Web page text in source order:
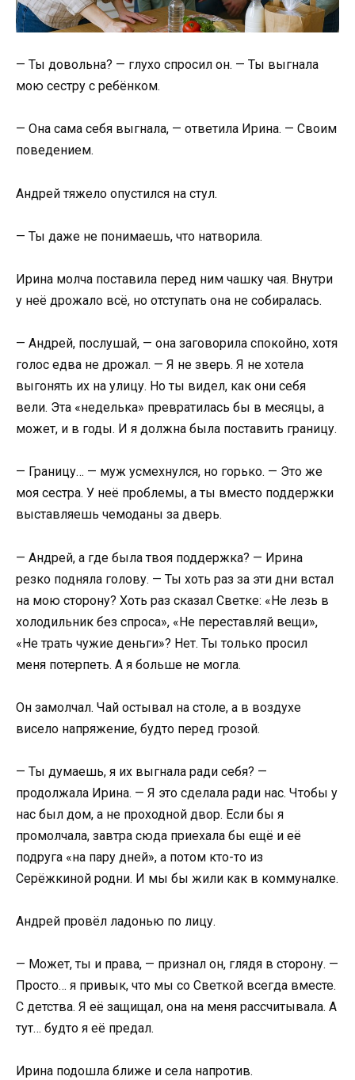
— Ты довольна? — глухо спросил он. — Ты выгнала
мою сестру с ребёнком.
— Она сама себя выгнала, — ответила Ирина. — Своим
поведением.
Андрей тяжело опустился на стул.
— Ты даже не понимаешь, что натворила.
Ирина молча поставила перед ним чашку чая. Внутри
у неё дрожало всё, но отступать она не собиралась.
— Андрей, послушай, — она заговорила спокойно, хотя
голос едва не дрожал. — Я не зверь. Я не хотела
выгонять их на улицу. Но ты видел, как они себя
вели. Эта «неделька» превратилась бы в месяцы, а
может, и в годы. И я должна была поставить границу.
— Границу… — муж усмехнулся, но горько. — Это же
моя сестра. У неё проблемы, а ты вместо поддержки
выставляешь чемоданы за дверь.
— Андрей, а где была твоя поддержка? — Ирина
резко подняла голову. — Ты хоть раз за эти дни встал
на мою сторону? Хоть раз сказал Светке: «Не лезь в
холодильник без спроса», «Не переставляй вещи»,
«Не трать чужие деньги»? Нет. Ты только просил
меня потерпеть. А я больше не могла.
Он замолчал. Чай остывал на столе, а в воздухе
висело напряжение, будто перед грозой.
— Ты думаешь, я их выгнала ради себя? —
продолжала Ирина. — Я это сделала ради нас. Чтобы у
нас был дом, а не проходной двор. Если бы я
промолчала, завтра сюда приехала бы ещё и её
подруга «на пару дней», а потом кто-то из
Серёжкиной родни. И мы бы жили как в коммуналке.
Андрей провёл ладонью по лицу.
— Может, ты и права, — признал он, глядя в сторону. —
Просто… я привык, что мы со Светкой всегда вместе.
С детства. Я её защищал, она на меня рассчитывала. А
тут… будто я её предал.
Ирина подошла ближе и села напротив.